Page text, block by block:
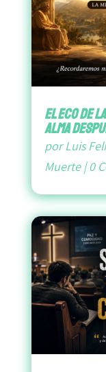
El Eco de
Alma
porLuis
Muerte|0